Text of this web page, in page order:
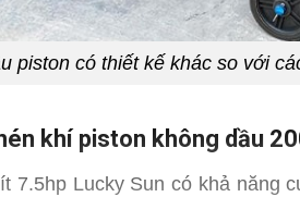
piston có thiết kế khác so với
khí piston không dầu
7.5hp Lucky Sun có khả năng